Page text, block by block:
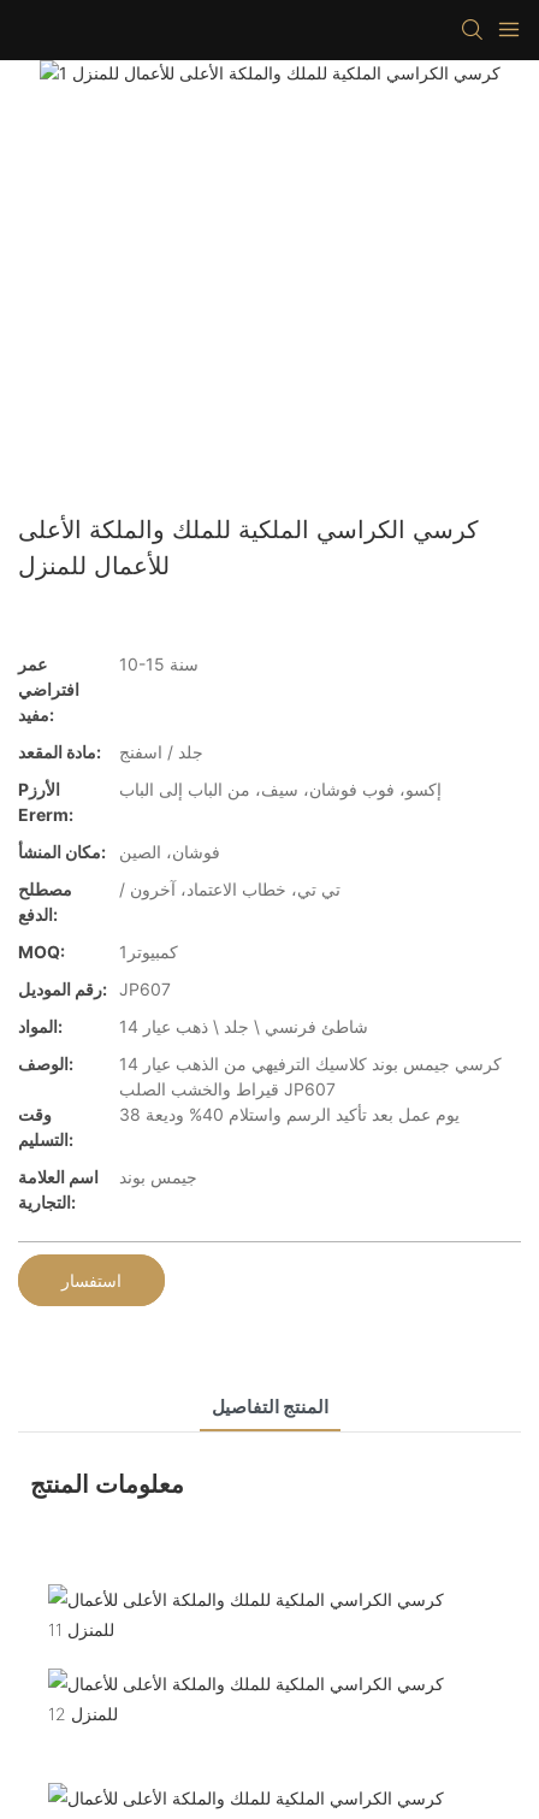
كرسي الكراسي الملكية للملك والملكة الأعلى
للأعمال للمنزل
عمر
افتراضي
مفيد:
10-15 سنة
مادة المقعد:
جلد / اسفنج
Pالأرز
Ererm:
إكسو، فوب فوشان، سيف، من الباب إلى الباب
مكان المنشأ:
فوشان، الصين
مصطلح
الدفع:
/ تي تي، خطاب الاعتماد، آخرون
MOQ:
كمبيوتر1
رقم الموديل: JP607
المواد:
شاطئ فرنسي \ جلد \ ذهب عيار 14
الوصف:
كرسي جيمس بوند كلاسيك الترفيهي من الذهب عيار 14
قيراط والخشب الصلب JP607
وقت
التسليم:
38 يوم عمل بعد تأكيد الرسم واستلام 40% وديعة
اسم العلامة
التجارية:
جيمس بوند
استفسار
المنتج التفاصيل
معلومات المنتج